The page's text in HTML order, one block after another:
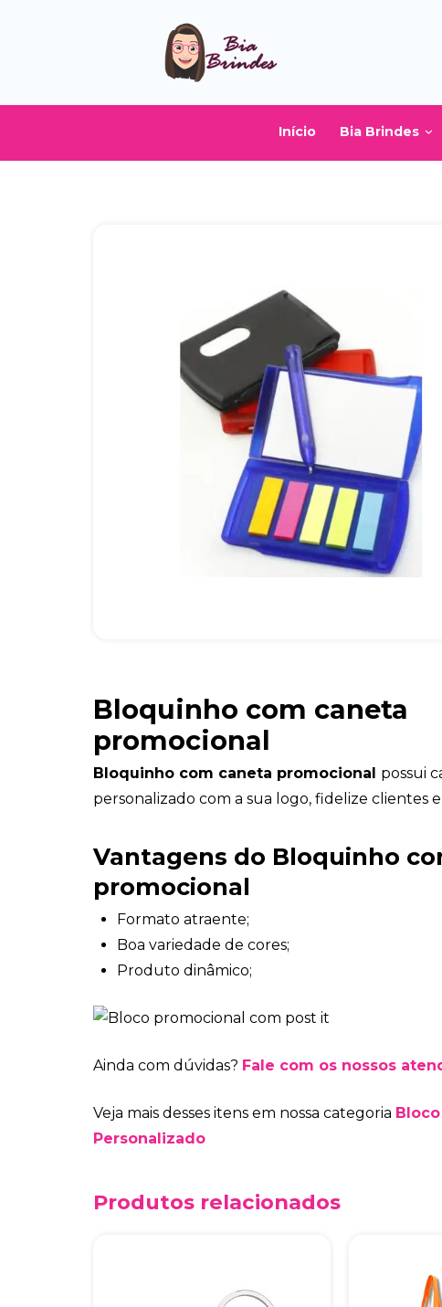
Início Bia Brindes
Bloquinho com caneta
promocional
Bloquinho com caneta promocional possui
personalizado com a sua logo, fidelize clientes
Vantagens do Bloquinho
promocional
Formato atraente;
Boa variedade de cores;
Produto dinâmico;
Ainda com dúvidas? Fale com os nossos
Veja mais desses itens em nossa categoria
Personalizado
Produtos relacionados